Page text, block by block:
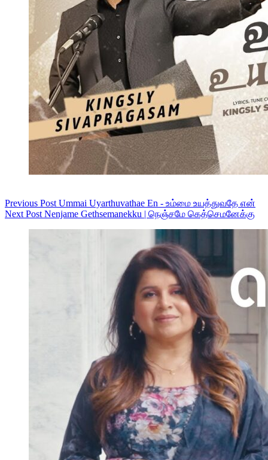
Previous Post Ummai Uyarthuvathae En - உம்மை உயத்துவதே என்
Next Post Nenjame Gethsemanekku | நெஞ்சமே கெத்செமனேக்கு